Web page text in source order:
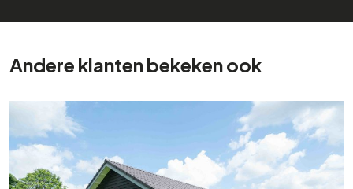
Andere klanten bekeken ook